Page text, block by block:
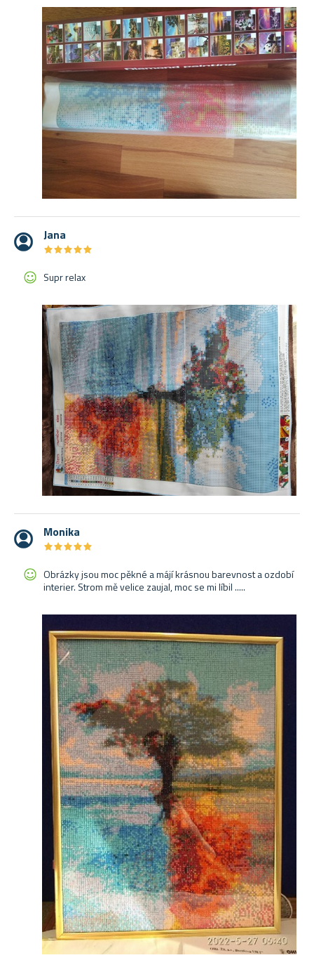
Jana
★★★★★
★★★★★
Supr relax
Monika
★★★★★
★★★★★
Obrázky jsou moc pěkné a májí krásnou barevnost a ozdobí
interier. Strom mě velice zaujal, moc se mi líbil .....